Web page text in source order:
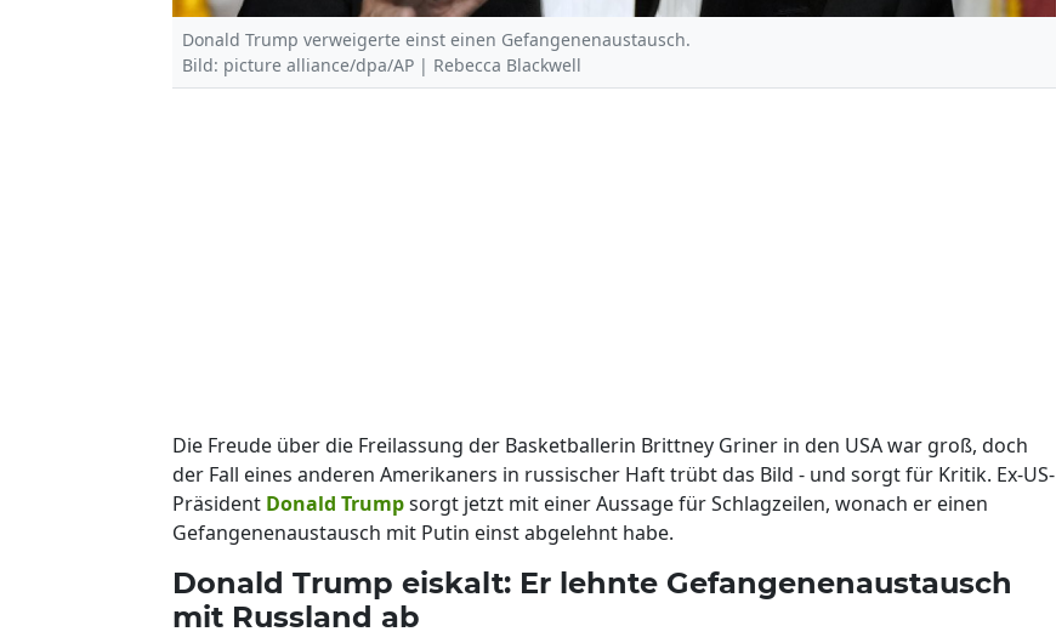
Donald Trump verweigerte einst einen Gefangenenaustausch.
Bild: picture alliance/dpa/AP | Rebecca Blackwell
Die Freude über die Freilassung der Basketballerin Brittney Griner in den USA war groß, doch
der Fall eines anderen Amerikaners in russischer Haft trübt das Bild - und sorgt für Kritik. Ex-US-
Präsident Donald Trumpsorgt jetzt mit einer Aussage für Schlagzeilen, wonach er einen
Gefangenenaustausch mit Putin einst abgelehnt habe.
Donald Trump eiskalt: Er lehnte Gefangenenaustausch
mit Russland ab